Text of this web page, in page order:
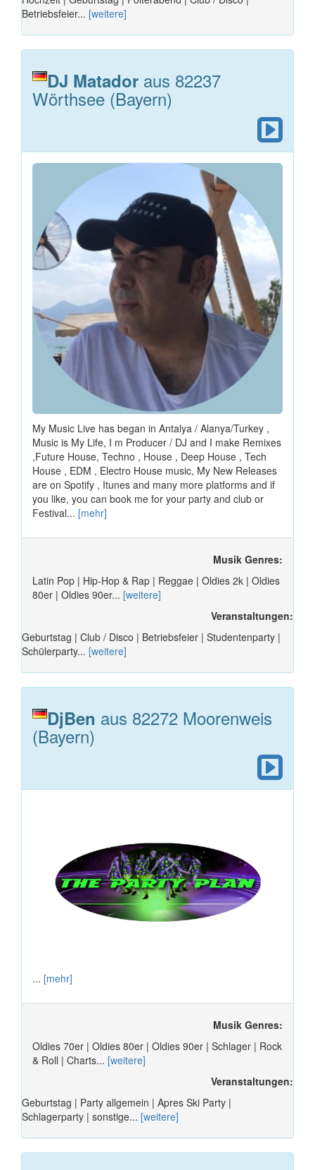
Betriebsfeier... [weitere]
DJ Matador aus 82237
Wörthsee (Bayern)
My Music Live has began in Antalya / Alanya/Turkey ,
Music is My Life, I m Producer / DJ and I make Remixes
,Future House, Techno , House , Deep House , Tech
House , EDM , Electro House music, My New Releases
are on Spotify , Itunes and many more platforms and if
you like, you can book me for your party and club or
Festival... [mehr]
Musik Genres:
Latin Pop | Hip-Hop & Rap | Reggae | Oldies 2k | Oldies
80er | Oldies 90er... [weitere]
Veranstaltungen:
Geburtstag | Club / Disco | Betriebsfeier | Studentenparty |
Schülerparty... [weitere]
DjBen aus 82272 Moorenweis
(Bayern)
... [mehr]
Musik Genres:
Oldies 70er | Oldies 80er | Oldies 90er | Schlager | Rock
& Roll | Charts... [weitere]
Veranstaltungen:
Geburtstag | Party allgemein | Apres Ski Party |
Schlagerparty | sonstige... [weitere]